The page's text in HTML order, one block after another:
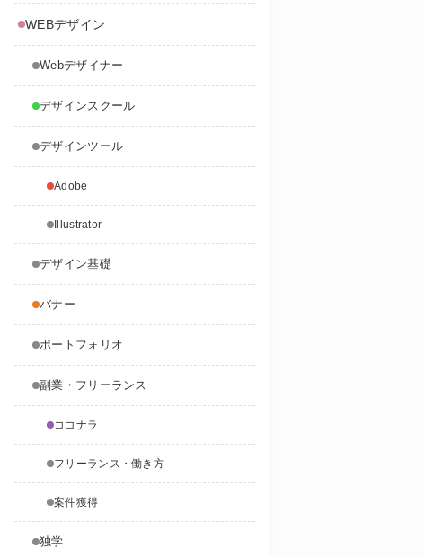
WEBデザイン
Webデザイナー
デザインスクール
デザインツール
Adobe
Illustrator
デザイン基礎
バナー
ポートフォリオ
副業・フリーランス
ココナラ
フリーランス・働き方
案件獲得
独学